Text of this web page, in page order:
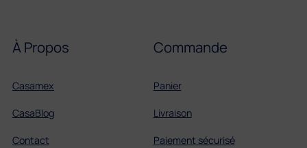
À Propos
Casamex
CasaBlog
Contact
Commande
Panier
Livraison
Paiement sécurisé